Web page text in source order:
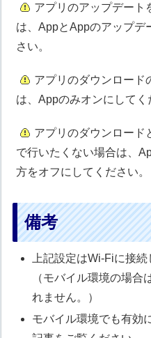
アプリのアップデート
は、AppとAppのアップデ
さい。
アプリのダウンロード
は、Appのみオンにしてく
アプリのダウンロード
で行いたくない場合は、
方をオフにしてください。
備考
上記設定はWi-Fiに接
（モバイル環境の場合
れません。）
モバイル環境でも有効